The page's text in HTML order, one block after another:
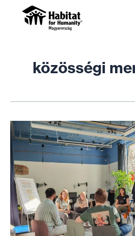
közösségi